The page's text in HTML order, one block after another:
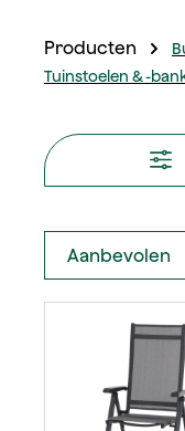
Producten
Tuinstoelen & -